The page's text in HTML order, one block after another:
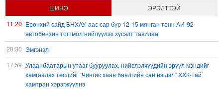
ШИНЭ
ЭРЭЛТТЭЙ
11:20 Ерөнхий сайд БНХАУ-аас сар бүр 12-15 мянган тонн АИ-92
автобензин тогтмол нийлүүлэх хүсэлт тавилаа
20:30 Эмгэнэл
17:59 Улаанбаатарын утааг бууруулах, нийслэлчүүдийн эрүүл мэндийг
хамгаалах төслийг “Чингис хаан баялгийн сан нэгдэл” ХХК-тай
хамтран хэрэгжүүлнэ